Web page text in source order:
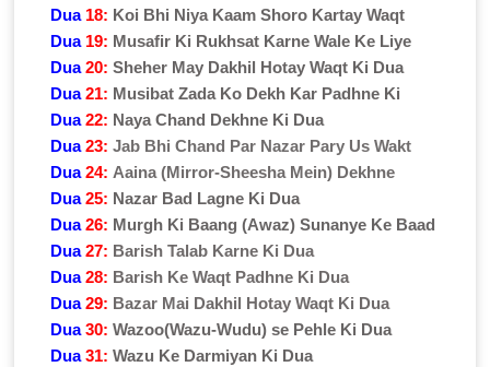
Dua 18: Koi Bhi Niya Kaam Shoro Kartay Waqt
Dua 19: Musafir Ki Rukhsat Karne Wale Ke Liye
Dua 20: Sheher May Dakhil Hotay Waqt Ki Dua
Dua 21: Musibat Zada Ko Dekh Kar Padhne Ki
Dua 22: Naya Chand Dekhne Ki Dua
Dua 23: Jab Bhi Chand Par Nazar Pary Us Wakt
Dua24: Aaina (Mirror-Sheesha Mein) Dekhne
Dua 25: Nazar Bad Lagne Ki Dua
Dua 26: Murgh Ki Baang (Awaz) Sunanye Ke Baad
Dua 27: Barish Talab Karne Ki Dua
Dua 28: Barish Ke Waqt Padhne Ki Dua
Dua 29: Bazar Mai Dakhil Hotay Waqt Ki Dua
Dua 30: Wazoo(Wazu-Wudu) se Pehle Ki Dua
Dua31: Wazu Ke Darmiyan Ki Dua